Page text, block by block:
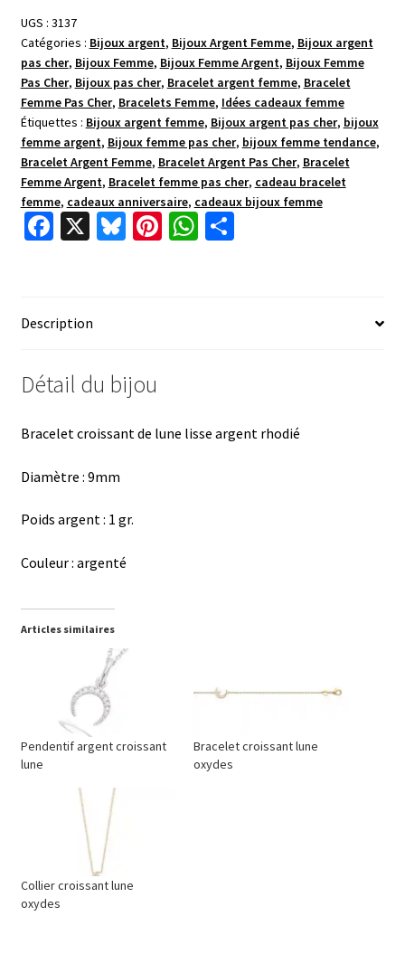
UGS : 3137
Catégories : Bijoux argent, Bijoux Argent Femme, Bijoux argent
pas cher, Bijoux Femme, Bijoux Femme Argent, Bijoux Femme
Pas Cher, Bijoux pas cher, Bracelet argent femme, Bracelet
Femme Pas Cher, Bracelets Femme, Idées cadeaux femme
Étiquettes : Bijoux argent femme, Bijoux argent pas cher, bijoux
femme argent, Bijoux femme pas cher, bijoux femme tendance,
Bracelet Argent Femme, Bracelet Argent Pas Cher, Bracelet
Femme Argent, Bracelet femme pas cher, cadeau bracelet
femme, cadeaux anniversaire, cadeaux bijoux femme
Fa
o
o
k
X Bl Pi W P
Description
Détail du bijou
Bracelet croissant de lune lisse argent rhodié
Diamètre : 9mm
Poids argent : 1 gr.
Couleur : argenté
Articles similaires
Pendentif argent croissant
lune
Bracelet croissant lune
oxydes
Collier croissant lune
oxydes